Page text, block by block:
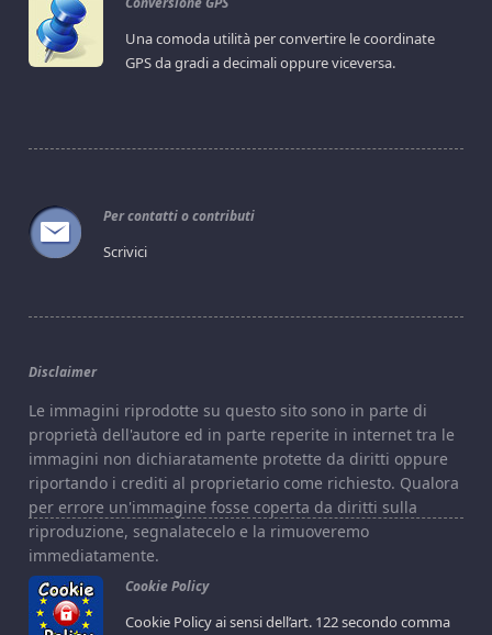
Una comoda utilità per convertire le coordinate
GPS da gradi a decimali oppure viceversa.
Per contatti o contributi
Scrivici
Disclaimer
Le immagini riprodotte su questo sito sono in parte di
proprietà dell'autore ed in parte reperite in internet tra le
immagini non dichiaratamente protette da diritti oppure
riportando i crediti al proprietario come richiesto. Qualora
per errore un'immagine fosse coperta da diritti sulla
riproduzione, segnalatecelo e la rimuoveremo
immediatamente.
Cookie Policy
Cookie Policy ai sensi dell’art. 122 secondo comma